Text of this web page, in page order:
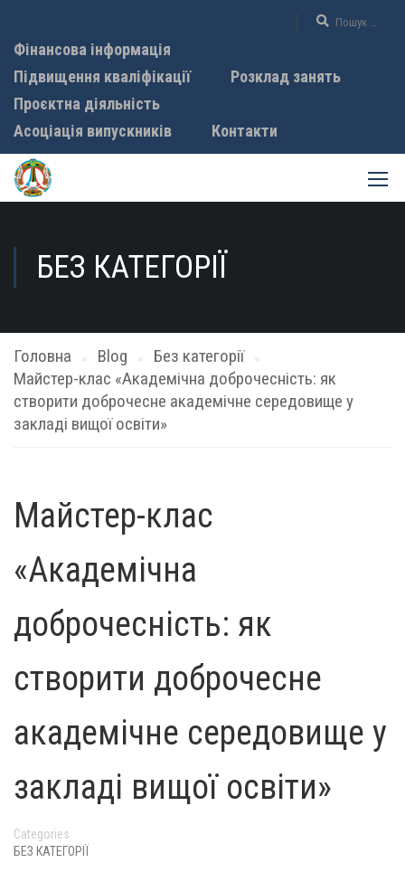
Фінансова інформація
Підвищення кваліфікації
Розклад занять
Проєктна діяльність
Асоціація випускників
Контакти
БЕЗ КАТЕГОРІЇ
Головна Blog
Без категорії
Майстер-клас «Академічна доброчесність: як
створити доброчесне академічне середовище у
закладі вищої освіти»
Майстер-клас
«Академічна
доброчесність: як
створити доброчесне
академічне середовище у
закладі вищої освіти»
Categories
БЕЗ КАТЕГОРІЇ